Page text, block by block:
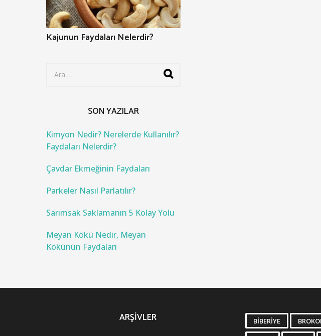
Kajunun Faydaları Nelerdir?
o
r
SON YAZILAR
Kimyon Nedir? Nerelerde Kullanılır?
Faydaları Nelerdir?
Çavdar Ekmeğinin Faydaları
Parkeler Nasıl Parlatılır?
Sarımsak Saklamanın 5 Kolay Yolu
Meyan Kökü Nedir, Meyan
Kökünün Faydaları
ARŞIVLER BIBERIYE